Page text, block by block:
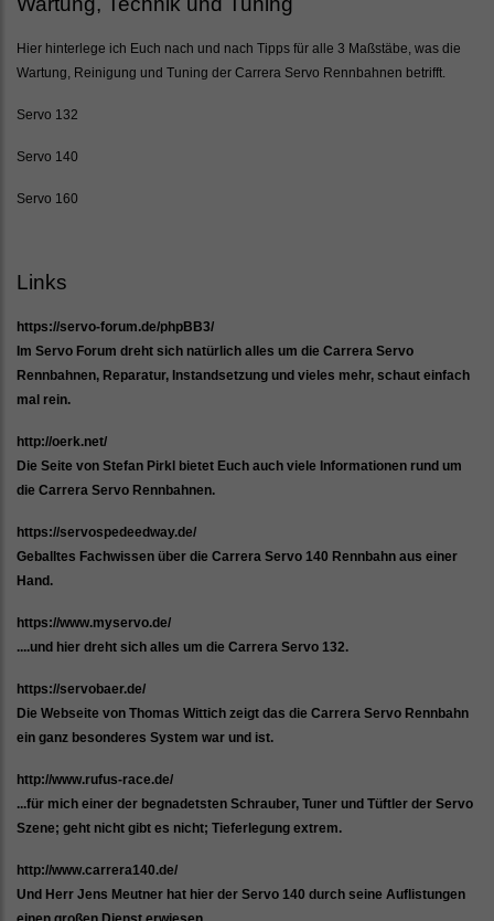
Hier hinterlege ich Euch nach und nach Tipps für alle 3 Maßstäbe, was die
Wartung, Reinigung und Tuning der Carrera Servo Rennbahnen betrifft.
Servo 132
Servo 140
Servo 160
Links
https://servo-forum.de/phpBB3/
Im Servo Forum dreht sich natürlich alles um die Carrera Servo
Rennbahnen, Reparatur, Instandsetzung und vieles mehr, schaut einfach
mal rein.
http://oerk.net/
Die Seite von Stefan Pirkl bietet Euch auch viele Informationen rund um
die Carrera Servo Rennbahnen.
https://servospedeedway.de/
Geballtes Fachwissen über die Carrera Servo 140 Rennbahn aus einer
Hand.
https://www.myservo.de/
....und hier dreht sich alles um die Carrera Servo 132.
https://servobaer.de/
Die Webseite von Thomas Wittich zeigt das die Carrera Servo Rennbahn
ein ganz besonderes System war und ist.
http://www.rufus-race.de/
...für mich einer der begnadetsten Schrauber, Tuner und Tüftler der Servo
Szene; geht nicht gibt es nicht; Tieferlegung extrem.
http://www.carrera140.de/
Und Herr Jens Meutner hat hier der Servo 140 durch seine Auflistungen